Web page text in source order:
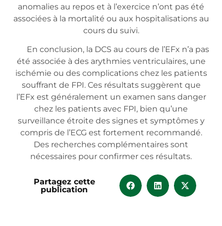
anomalies au repos et à l’exercice n’ont pas été
associées à la mortalité ou aux hospitalisations au
cours du suivi.
En conclusion, la DCS au cours de l’EFx n’a pas
été associée à des arythmies ventriculaires, une
ischémie ou des complications chez les patients
souffrant de FPI. Ces résultats suggèrent que
l’EFx est généralement un examen sans danger
chez les patients avec FPI, bien qu’une
surveillance étroite des signes et symptômes y
compris de l’ECG est fortement recommandé.
Des recherches complémentaires sont
nécessaires pour confirmer ces résultats.
Partagez cette
publication